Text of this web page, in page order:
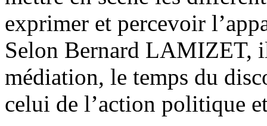
exprimer et percevoir
Selon Bernard LAMIZET,
médiation, le temps du
celui de l’action politique